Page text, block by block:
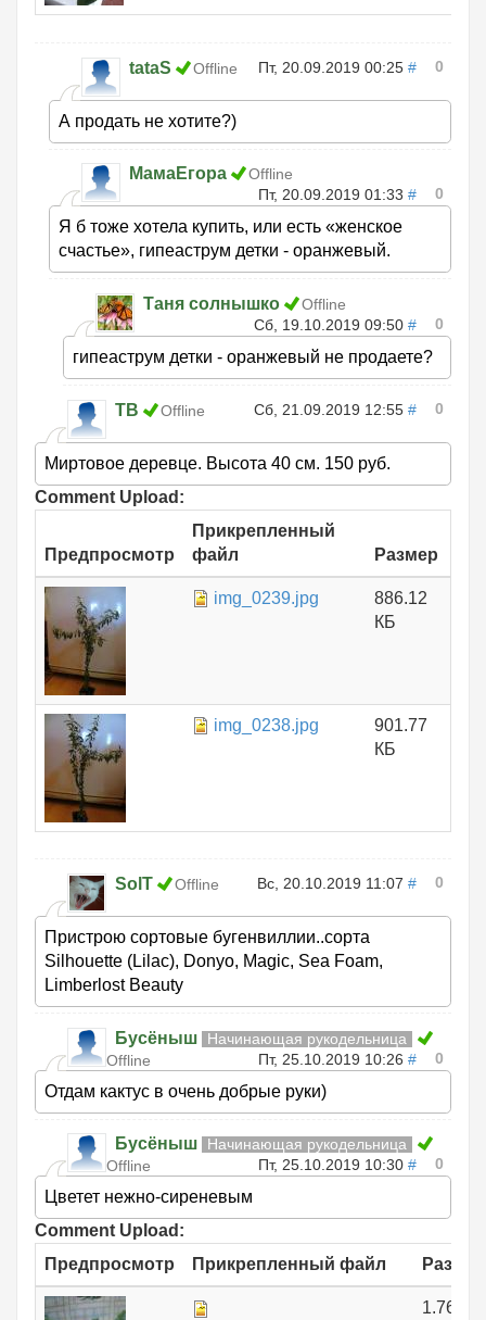
tataS Offline Пт, 20.09.2019 00:25 # 0
А продать не хотите?)
МамаЕгора
Offline
Пт, 20.09.2019 01:33 # 0
Я б тоже хотела купить, или есть «женское
счастье», гипеаструм детки - оранжевый.
Таня солнышко
Offline
Сб, 19.10.2019 09:50 # 0
гипеаструм детки - оранжевый не продаете?
ТВ Offline Сб, 21.09.2019 12:55 # 0
Миртовое деревце. Высота 40 см. 150 руб.
Comment Upload:
Предпросмотр
Прикрепленный
файл
Размер
img_0239.jpg
886.12
КБ
img_0238.jpg
901.77
КБ
SolT Offline Вс, 20.10.2019 11:07 # 0
Пристрою сортовые бугенвиллии..сорта
Silhouette (Lilac), Donyo, Magic, Sea Foam,
Limberlost Beauty
Бусёныш
Начинающая рукодельница
Offline
Пт, 25.10.2019 10:26 # 0
Отдам кактус в очень добрые руки)
Бусёныш
Начинающая рукодельница
Offline
Пт, 25.10.2019 10:30 # 0
Цветет нежно-сиреневым
Comment Upload:
Предпросмотр
Прикрепленный файл Размер
1.76 МБ